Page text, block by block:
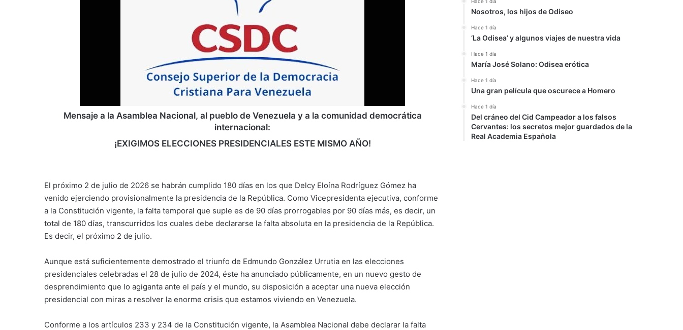
Mensaje a la Asamblea Nacional, al pueblo de Venezuela y a la comunidad democrática
internacional:
¡EXIGIMOS ELECCIONES PRESIDENCIALES ESTE MISMO AÑO!
El próximo 2 de julio de 2026 se habrán cumplido 180 días en los que Delcy Eloína Rodríguez Gómez ha
venido ejerciendo provisionalmente la presidencia de la República. Como Vicepresidenta ejecutiva, conforme
a la Constitución vigente, la falta temporal que suple es de 90 días prorrogables por 90 días más, es decir, un
total de 180 días, transcurridos los cuales debe declararse la falta absoluta en la presidencia de la República.
Es decir, el próximo 2 de julio.
Aunque está suficientemente demostrado el triunfo de Edmundo González Urrutia en las elecciones
presidenciales celebradas el 28 de julio de 2024, éste ha anunciado públicamente, en un nuevo gesto de
desprendimiento que lo agiganta ante el país y el mundo, su disposición a aceptar una nueva elección
presidencial con miras a resolver la enorme crisis que estamos viviendo en Venezuela.
Conforme a los artículos 233 y 234 de la Constitución vigente, la Asamblea Nacional debe declarar la falta
Nosotros, los hijos de Odiseo
Hace 1 día
‘La Odisea’ y algunos viajes de nuestra vida
Hace 1 día
María José Solano: Odisea erótica
Hace 1 día
Una gran película que oscurece a Homero
Hace 1 día
Del cráneo del Cid Campeador a los falsos
Cervantes: los secretos mejor guardados de la
Real Academia Española